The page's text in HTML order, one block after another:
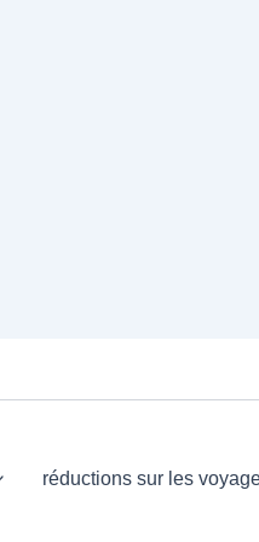
réductions sur les